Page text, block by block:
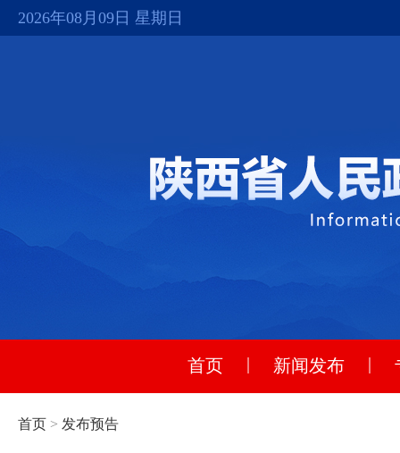
2026年08月09日 星期日
首页 | 新闻发布 |
首页 > 发布预告